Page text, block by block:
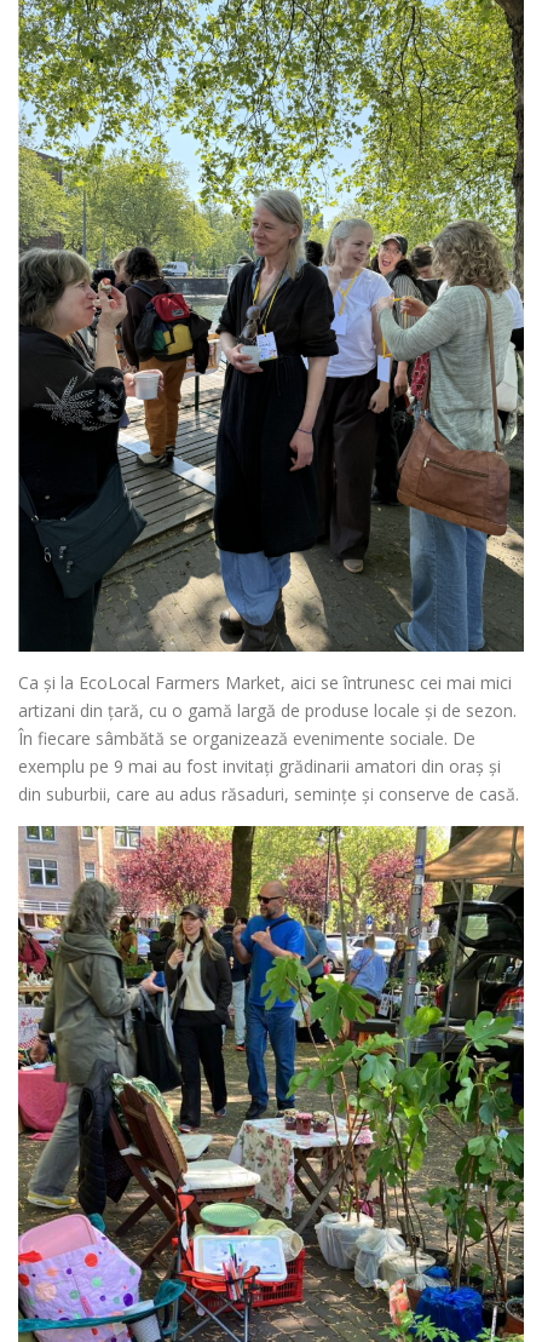
Ca și la EcoLocal Farmers Market, aici se întrunesc cei mai mici
artizani din țară, cu o gamă largă de produse locale și de sezon.
În fiecare sâmbătă se organizează evenimente sociale. De
exemplu pe 9 mai au fost invitați grădinarii amatori din oraș și
din suburbii, care au adus răsaduri, semințe și conserve de casă.